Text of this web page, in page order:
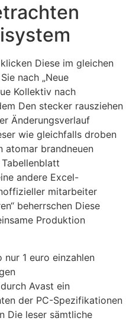
Diese im gleichen
nach „Neue
Kollektiv nach
Den stecker rausziehen
Änderungsverlauf
wie gleichfalls droben
atomar brandneuen
andere Excel-
mitarbeiter
beherrschen Diese
Produktion
Avast ein
der PC-Spezifikationen
Die leser sämtliche